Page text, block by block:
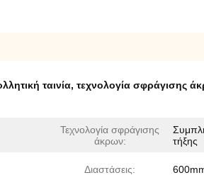
ταινία, τεχνολογία σφράγισης
Τεχνολογία σφράγισης
άκρων:
τήξης
Διαστάσεις: